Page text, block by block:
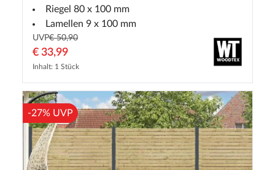
Riegel 80 x 100 mm
Lamellen 9 x 100 mm
UVP€ 50,90
€ 33,99
Inhalt: 1 Stück
-27% UVP